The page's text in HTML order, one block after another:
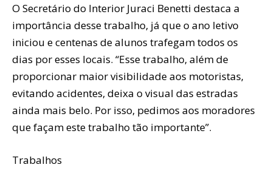
O Secretário do Interior Juraci Benetti destaca a
importância desse trabalho, já que o ano letivo
iniciou e centenas de alunos trafegam todos os
dias por esses locais. “Esse trabalho, além de
proporcionar maior visibilidade aos motoristas,
evitando acidentes, deixa o visual das estradas
ainda mais belo. Por isso, pedimos aos moradores
que façam este trabalho tão importante”.
Trabalhos